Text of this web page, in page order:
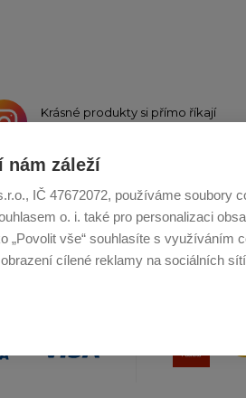
nám záleží
IČ 47672072, používáme soubory
o. i. také pro personalizaci
„Povolit vše“ souhlasíte s využíváním
cílené reklamy na sociálních
Krásné produkty si přímo říkají
Profikuchar.sk